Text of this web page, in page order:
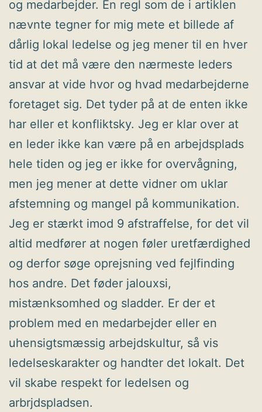
og medarbejder. En regl som de i artiklen
nævnte tegner for mig mete et billede af
dårlig lokal ledelse og jeg mener til en hver
tid at det må være den nærmeste leders
ansvar at vide hvor og hvad medarbejderne
foretaget sig. Det tyder på at de enten ikke
har eller et konfliktsky. Jeg er klar over at
en leder ikke kan være på en arbejdsplads
hele tiden og jeg er ikke for overvågning,
men jeg mener at dette vidner om uklar
afstemning og mangel på kommunikation.
Jeg er stærkt imod 9 afstraffelse, for det vil
altid medfører at nogen føler uretfærdighed
og derfor søge oprejsning ved fejlfinding
hos andre. Det føder jalouxsi,
mistænksomhed og sladder. Er der et
problem med en medarbejder eller en
uhensigtsmæssig arbejdskultur, så vis
ledelseskarakter og handter det lokalt. Det
vil skabe respekt for ledelsen og
arbrjdspladsen.